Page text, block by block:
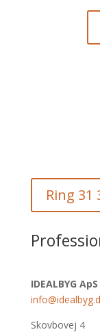
Ring 31
IDEALBYG ApS
Skovbovej 4